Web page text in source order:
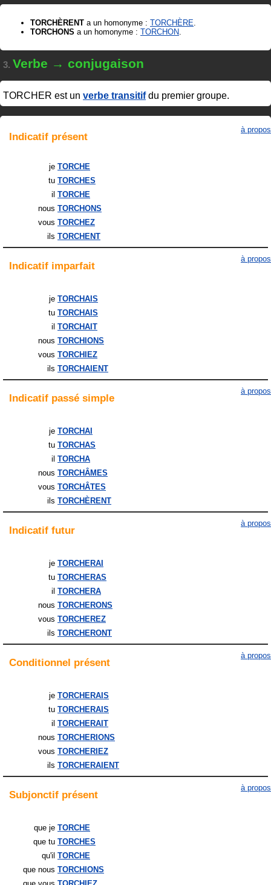
TORCHÈRENT a un homonyme : TORCHÈRE.
TORCHONS a un homonyme : TORCHON.
3. Verbe → conjugaison
TORCHER est un verbe transitifdu premier groupe.
Indicatif présent
à propos
je TORCHE
tu TORCHES
il TORCHE
nous TORCHONS
vous TORCHEZ
ils TORCHENT
Indicatif imparfait
à propos
je TORCHAIS
tu TORCHAIS
il TORCHAIT
nous TORCHIONS
vous TORCHIEZ
ils TORCHAIENT
Indicatif passé simple
à propos
je TORCHAI
tu TORCHAS
il TORCHA
nous TORCHÂMES
vous TORCHÂTES
ils TORCHÈRENT
Indicatif futur
à propos
je TORCHERAI
tu TORCHERAS
il TORCHERA
nous TORCHERONS
vous TORCHEREZ
ils TORCHERONT
Conditionnel présent
à propos
je TORCHERAIS
tu TORCHERAIS
il TORCHERAIT
nous TORCHERIONS
vous TORCHERIEZ
ils TORCHERAIENT
Subjonctif présent
à propos
que je TORCHE
que tu TORCHES
qu'il TORCHE
que nous TORCHIONS